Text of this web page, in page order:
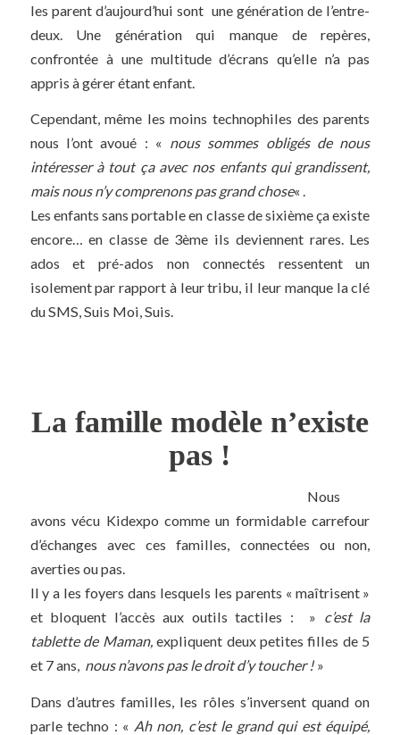
les parent d’aujourd’hui sont une génération de l’entre-
deux. Une génération qui manque de repères,
confrontée à une multitude d’écrans qu’elle n’a pas
appris à gérer étant enfant.
Cependant, même les moins technophiles des parents
nous l’ont avoué : « nous sommes obligés de nous
intéresser à tout ça avec nos enfants qui grandissent,
mais nous n’y comprenons pas grand chose« .
Les enfants sans portable en classe de sixième ça existe
encore… en classe de 3ème ils deviennent rares. Les
ados et pré-ados non connectés ressentent un
isolement par rapport à leur tribu, il leur manque la clé
du SMS, Suis Moi, Suis.
La famille modèle n’existe
pas !
Nous
avons vécu Kidexpo comme un formidable carrefour
d’échanges avec ces familles, connectées ou non,
averties ou pas.
Il y a les foyers dans lesquels les parents « maîtrisent »
et bloquent l’accès aux outils tactiles : » c’est la
tablette de Maman,expliquent deux petites filles de 5
et 7 ans,nous n’avons pas le droit d’y toucher !»
Dans d’autres familles, les rôles s’inversent quand on
parle techno : « Ah non, c’est le grand qui est équipé,